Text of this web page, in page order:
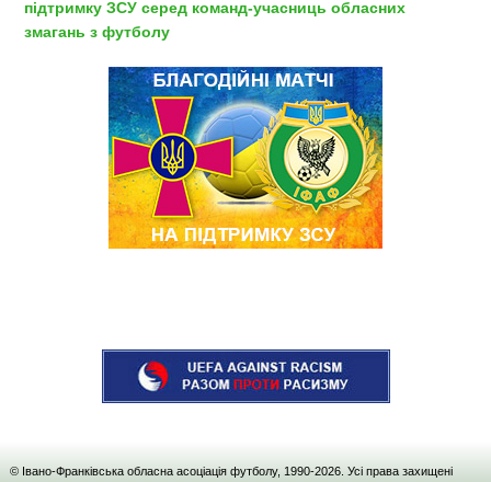
підтримку ЗСУ серед команд-учасниць обласних
змагань з футболу
© Івано-Франківська обласна асоціація футболу, 1990-2026. Усі права захищені